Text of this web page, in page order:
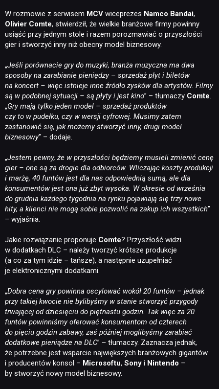
W rozmowie z serwisem MCV wiceprezes Namco Bandai,
Olivier Comte, stwierdził, że wielkie branżowe firmy powinny
usiąść przy jednym stole i razem porozmawiać o przyszłości
gier i stworzyć inny niż obecny model biznesowy.
„Jeśli porównacie gry do muzyki, branża muzyczna ma dwa
sposoby na zarabianie pieniędzy – sprzedaż płyt i biletów
na koncert – więc istnieje inne źródło zysków dla artystów. Filmy
są w podobnej sytuacji – są płyty i jest kino” – tłumaczy Comte.
„Gry mają tylko jeden model – sprzedaż produktów
czy to w pudełku, czy w wersji cyfrowej. Musimy zatem
zastanowić się, jak możemy stworzyć inny, drugi model
biznesowy” – dodaje.
„Jestem pewny, że w przyszłości będziemy musieli zmienić cenę
gier – one są za drogie dla odbiorców. Wliczając koszty produkcji
i marżę, 40 funtów jest dla nas odpowiednią sumą, ale dla
konsumentów jest ona już zbyt wysoka. W okresie od września
do grudnia każdego tygodnia na rynku pojawiają się trzy nowe
hity, a klienci nie mogą sobie pozwolić na zakup ich wszystkich”
– wyjaśnia.
Jakie rozwiązanie proponuje Comte? Przyszłość widzi
w dodatkach DLC – należy tworzyć krótsze produkcje
(a co za tym idzie – tańsze), a następnie uzupełniać
je elektronicznymi dodatkami.
„Dobra cena gry powinna oscylować wokół 20 funtów – jednak
przy takiej kwocie nie bylibyśmy w stanie stworzyć przygody
trwającej od dziesięciu do piętnastu godzin. Tak więc za 20
funtów powinniśmy oferować konsumentom od czterech
do pięciu godzin zabawy, zaś później moglibyśmy zarabiać
dodatkowe pieniądze na DLC” – tłumaczy. Zaznacza jednak,
że potrzebne jest wsparcie największych branżowych gigantów
i producentów konsol – Microsoftu, Sony i Nintendo –
by stworzyć nowy model biznesowy.